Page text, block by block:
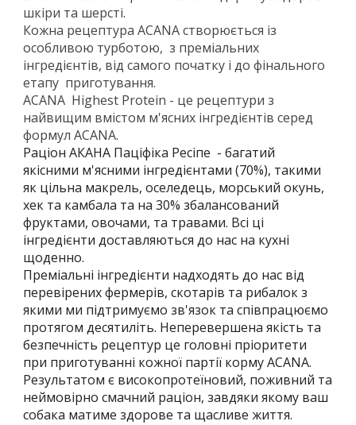
шкіри та шерсті.
Кожна рецептура ACANA створюється із
особливою турботою, з преміальних
інгредієнтів, від самого початку і до фінального
етапу приготування.
ACANA Highest Protein - це рецептури з
найвищим вмістом м'ясних інгредієнтів серед
формул ACANA.
Раціон АКАНА Паціфіка Ресіпе - багатий
якісними м'ясними інгредієнтами (70%), такими
як цільна макрель, оселедець, морський окунь,
хек та камбала та на 30% збалансований
фруктами, овочами, та травами. Всі ці
інгредієнти доставляються до нас на кухні
щоденно.
Преміальні інгредієнти надходять до нас від
перевірених фермерів, скотарів та рибалок з
якими ми підтримуємо зв'язок та співпрацюємо
протягом десятиліть. Неперевершена якість та
безпечність рецептур це головні пріоритети
при приготуванні кожної партії корму ACANA.
Результатом є високопротеїновий, поживний та
неймовірно смачний раціон, завдяки якому ваш
собака матиме здорове та щасливе життя.